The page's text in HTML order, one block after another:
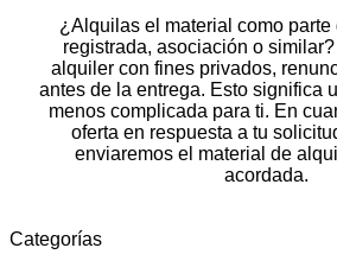
¿Alquilas el material como parte
registrada, asociación o similar?
alquiler con fines privados,
antes de la entrega. Esto significa
menos complicada para ti. En
oferta en respuesta a tu
enviaremos el material de
acordada.
Categorías